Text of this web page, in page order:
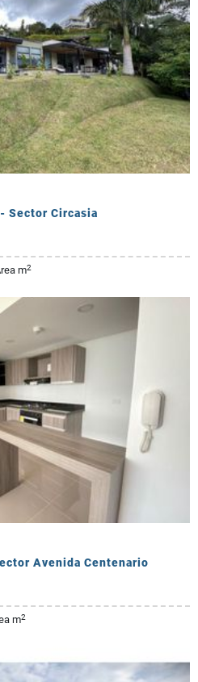
Sector Circasia
m2
Avenida Centenario
m2